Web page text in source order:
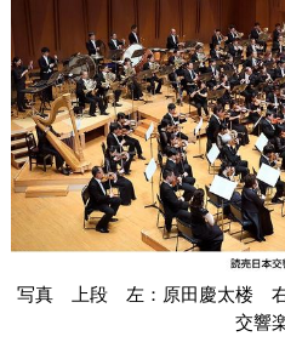
写真 上段 左：原田慶太楼
交響